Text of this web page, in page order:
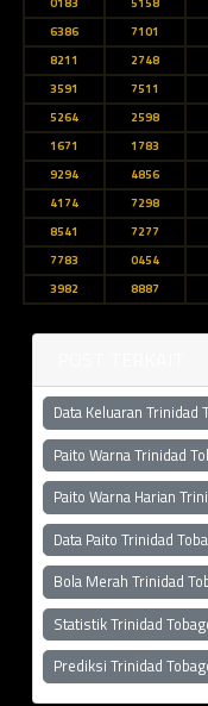
6386
7101
8211
2748
3591
7511
5264
2598
1671
1783
9294
4856
4174
7298
8541
7277
7783
0454
3982
8887
Data Keluaran Trinidad
Paito Warna Trinidad
Paito Warna Harian
Data Paito Trinidad
Bola Merah Trinidad
Statistik Trinidad
Prediksi Trinidad